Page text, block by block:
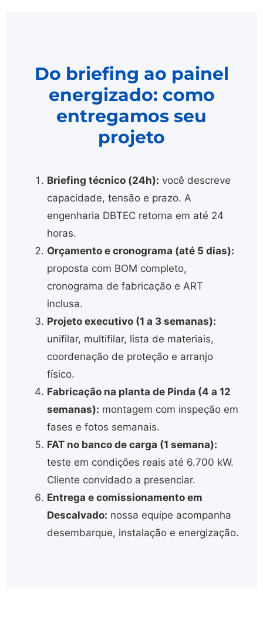
Do briefing ao painel
energizado: como
entregamos seu
projeto
Briefing técnico (24h): você descreve
capacidade, tensão e prazo. A
engenharia DBTEC retorna em até 24
horas.
Orçamento e cronograma (até 5 dias):
proposta com BOM completo,
cronograma de fabricação e ART
inclusa.
Projeto executivo (1 a 3 semanas):
unifilar, multifilar, lista de materiais,
coordenação de proteção e arranjo
físico.
Fabricação na planta de Pinda (4 a 12
semanas): montagem com inspeção em
fases e fotos semanais.
FAT no banco de carga (1 semana):
teste em condições reais até 6.700 kW.
Cliente convidado a presenciar.
Entrega e comissionamento em
Descalvado: nossa equipe acompanha
desembarque, instalação e energização.